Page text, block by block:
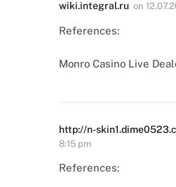
wiki.integral.ru on
References:
Monro Casino Live
http://n-
8:15 pm
References: